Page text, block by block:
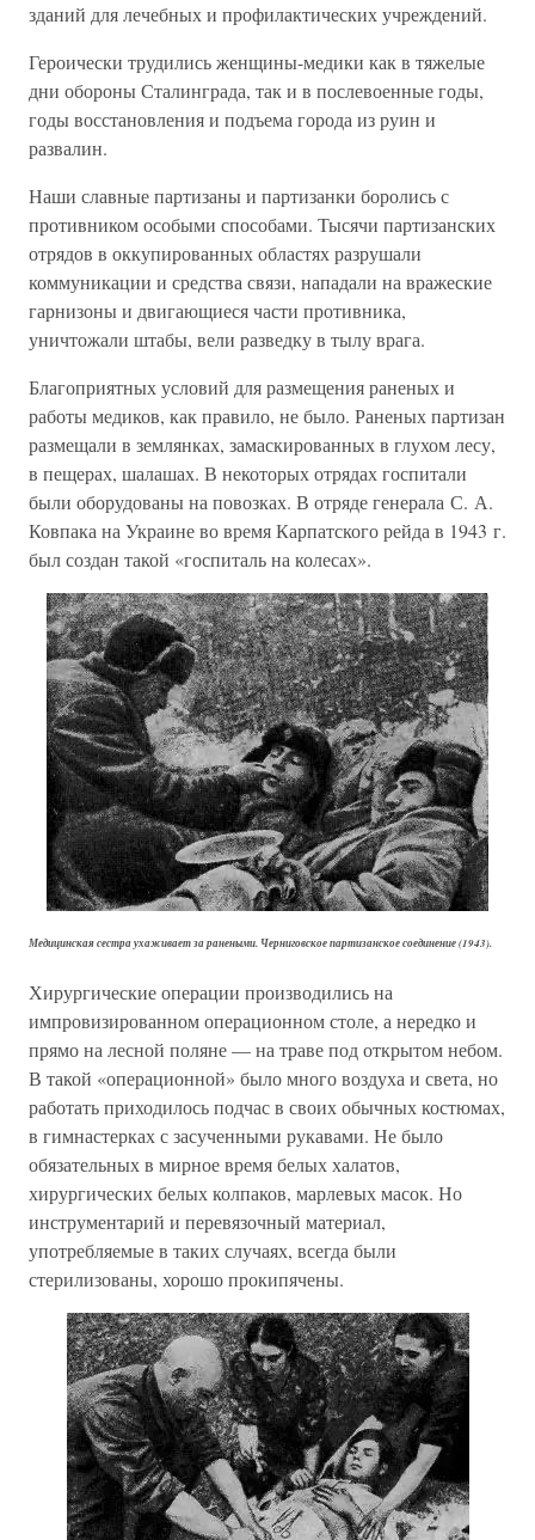
зданий для лечебных и профилактических учреждений.
Героически трудились женщины-медики как в тяжелые
дни обороны Сталинграда, так и в послевоенные годы,
годы восстановления и подъема города из руин и
развалин.
Наши славные партизаны и партизанки боролись с
противником особыми способами. Тысячи партизанских
отрядов в оккупированных областях разрушали
коммуникации и средства связи, нападали на вражеские
гарнизоны и двигающиеся части противника,
уничтожали штабы, вели разведку в тылу врага.
Благоприятных условий для размещения раненых и
работы медиков, как правило, не было. Раненых партизан
размещали в землянках, замаскированных в глухом лесу,
в пещерах, шалашах. В некоторых отрядах госпитали
были оборудованы на повозках. В отряде генерала С. А.
Ковпака на Украине во время Карпатского рейда в 1943 г.
был создан такой «госпиталь на колесах».
Медицинская сестра ухаживает за ранеными. Черниговское партизанское соединение (1943).
Хирургические операции производились на
импровизированном операционном столе, а нередко и
прямо на лесной поляне — на траве под открытом небом.
В такой «операционной» было много воздуха и света, но
работать приходилось подчас в своих обычных костюмах,
в гимнастерках с засученными рукавами. Не было
обязательных в мирное время белых халатов,
хирургических белых колпаков, марлевых масок. Но
инструментарий и перевязочный материал,
употребляемые в таких случаях, всегда были
стерилизованы, хорошо прокипячены.